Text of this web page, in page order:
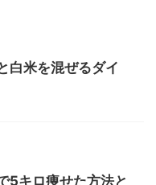
白米を混ぜるダイ
5キロ痩せた方法と